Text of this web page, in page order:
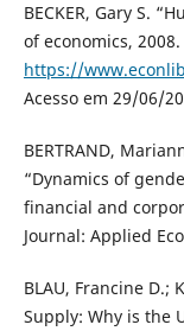
BECKER, Gary S.
of economics,
https://
Acesso em 29/06/
BERTRAND,
“Dynamics of
financial and
Journal: Applied
BLAU, Francine D.;
Supply: Why is the